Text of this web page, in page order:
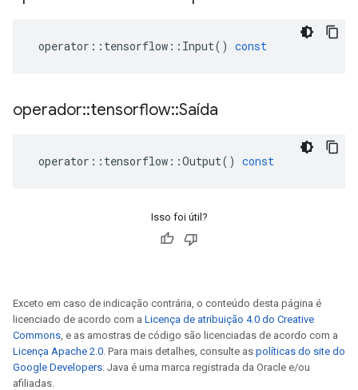
operator :: tensorflow :: Input() const
operador::tensorflow::Saída
operator :: tensorflow ::Output() const
Isso foi útil?
Exceto em caso de indicação contrária, o conteúdo desta página é
licenciado de acordo com a Licença de atribuição 4.0 do Creative
Commons, e as amostras de código são licenciadas de acordo com a
Licença Apache 2.0. Para mais detalhes, consulte as políticas do site do
Google Developers. Java é uma marca registrada da Oracle e/ou
afiliadas.